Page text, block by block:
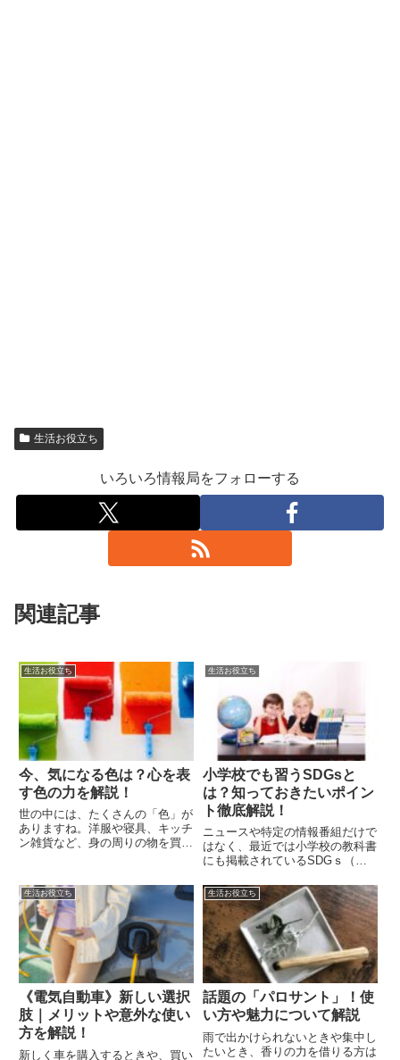
生活お役立ち
いろいろ情報局をフォローする
関連記事
生活お役立ち
今、気になる色は？心を表
す色の力を解説！
世の中には、たくさんの「色」が
ありますね。洋服や寝具、キッチ
ン雑貨など、身の周りの物を買う
時々によって、選びがちな色が変
わる方も多いのではないでしょう
か。色は好みやデザインだけでな
く...
生活お役立ち
小学校でも習うSDGsと
は？知っておきたいポイン
ト徹底解説！
ニュースや特定の情報番組だけで
はなく、最近では小学校の教科書
にも掲載されているSDGｓ（エ
能な開発目標」と訳されますが、
詳しい内容をご存じでしょうか？
もしかしたら、職場でSDGｓ事
業に取り組んでいるという方も
い...
生活お役立ち
《電気自動車》新しい選択
肢｜メリットや意外な使い
方を解説！
新しく車を購入するときや、買い
生活お役立ち
話題の「パロサント」！使
い方や魅力について解説
雨で出かけられないときや集中し
たいとき、香りの力を借りる方は